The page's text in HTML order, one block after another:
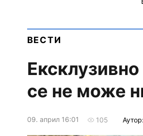
ВЕСТИ
се не може
09. април 16:01 105 Аутор: